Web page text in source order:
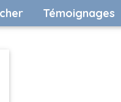
Témoignages